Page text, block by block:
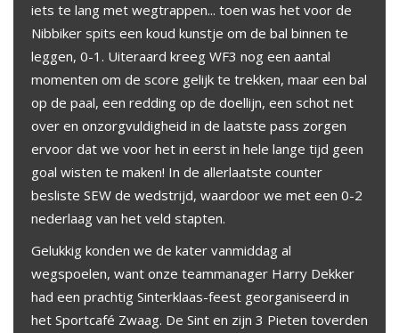
iets te lang met wegtrappen... toen was het voor de
Nibbiker spits een koud kunstje om de bal binnen te
leggen, 0-1. Uiteraard kreeg WF3 nog een aantal
momenten om de score gelijk te trekken, maar een bal
op de paal, een redding op de doellijn, een schot net
over en onzorgvuldigheid in de laatste pass zorgen
ervoor dat we voor het in eerst in hele lange tijd geen
goal wisten te maken! In de allerlaatste counter
besliste SEW de wedstrijd, waardoor we met een 0-2
nederlaag van het veld stapten.
Gelukkig konden we de kater vanmiddag al
wegspoelen, want onze teammanager Harry Dekker
had een prachtig Sinterklaas-feest georganiseerd in
het Sportcafé Zwaag. De Sint en zijn 3 Pieten toverden